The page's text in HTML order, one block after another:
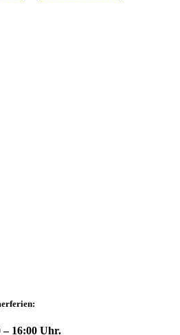
16:00 Uhr.